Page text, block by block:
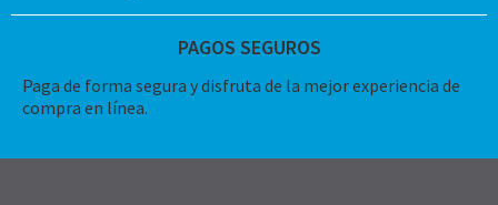
PAGOS SEGUROS
Paga de forma segura y disfruta de la mejor experiencia de
compra en línea.